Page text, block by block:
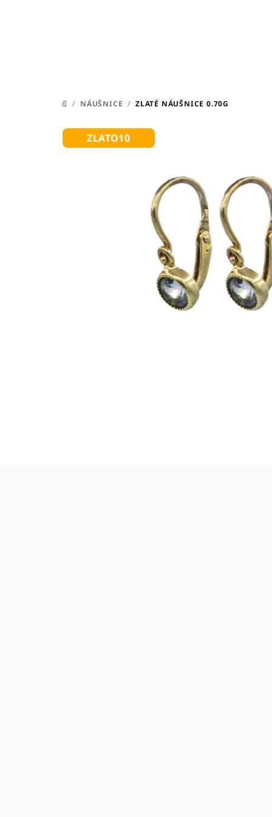
DOMŮ
/ NÁUŠNICE / ZLATÉ NÁUŠNICE 0.70G
ZLATO10